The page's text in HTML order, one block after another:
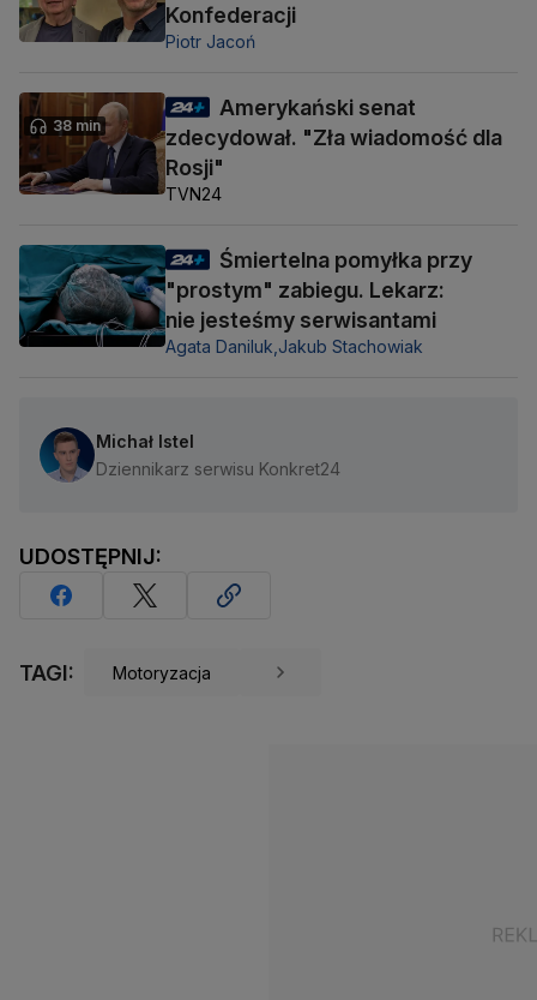
Konfederacji
Piotr Jacoń
38 min
Amerykański senat
zdecydował. "Zła wiadomość dla
Rosji"
TVN24
Śmiertelna pomyłka przy
"prostym" zabiegu. Lekarz:
nie jesteśmy serwisantami
Agata Daniluk,Jakub Stachowiak
Michał Istel
Dziennikarz serwisu Konkret24
UDOSTĘPNIJ:
TAGI: Motoryzacja